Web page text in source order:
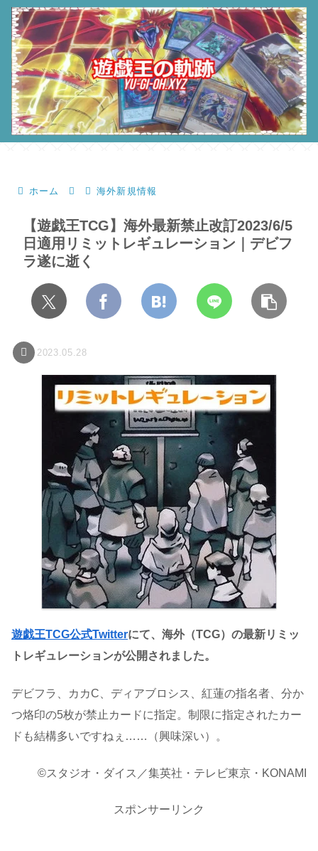
ホーム 海外新規情報
【遊戯王TCG】海外最新禁止改訂2023/6/5
日適用リミットレギュレーション｜デビフ
ラ遂に逝く
2023.05.28
遊戯王TCG公式Twitterにて、海外（TCG）の最新リミッ
トレギュレーションが公開されました。
デビフラ、カカC、ディアブロシス、紅蓮の指名者、分か
つ烙印の5枚が禁止カードに指定。制限に指定されたカー
ドも結構多いですねぇ……（興味深い）。
©スタジオ・ダイス／集英社・テレビ東京・KONAMI
スポンサーリンク